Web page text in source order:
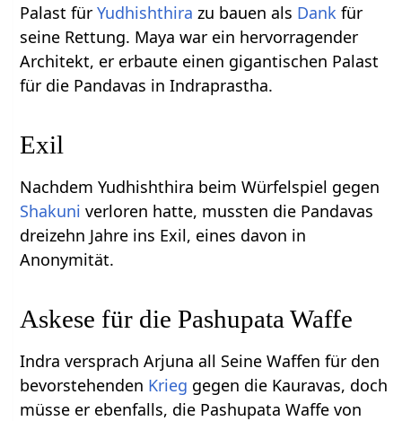
Palast fürYudhishthira zu bauen als Dank für
seine Rettung. Maya war ein hervorragender
Architekt, er erbaute einen gigantischen Palast
für die Pandavas in Indraprastha.
Exil
Nachdem Yudhishthira beim Würfelspiel gegen
Shakuni verloren hatte, mussten die Pandavas
dreizehn Jahre ins Exil, eines davon in
Anonymität.
Askese für die Pashupata Waffe
Indra versprach Arjuna all Seine Waffen für den
bevorstehenden Krieg gegen die Kauravas, doch
müsse er ebenfalls, die Pashupata Waffe von